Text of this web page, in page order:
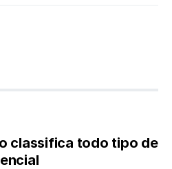
classifica todo tipo de